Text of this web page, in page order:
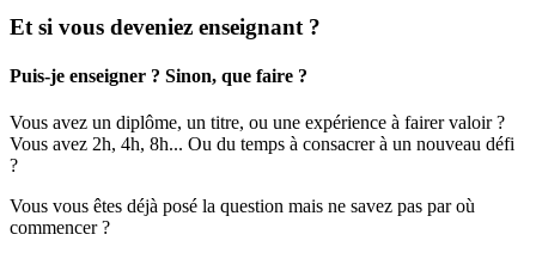
Et si vous deveniez enseignant ?
Puis-je enseigner ? Sinon, que faire ?
Vous avez un diplôme, un titre, ou une expérience à fairer valoir ?
Vous avez 2h, 4h, 8h... Ou du temps à consacrer à un nouveau défi
?
Vous vous êtes déjà posé la question mais ne savez pas par où
commencer ?